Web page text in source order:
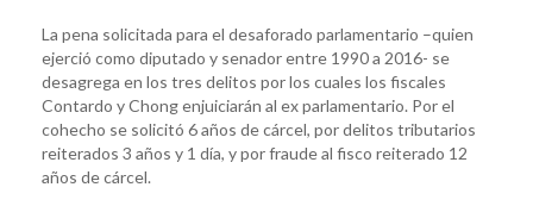
La pena solicitada para el desaforado parlamentario –quien
ejerció como diputado y senador entre 1990 a 2016- se
desagrega en los tres delitos por los cuales los fiscales
Contardo y Chong enjuiciarán al ex parlamentario. Por el
cohecho se solicitó 6 años de cárcel, por delitos tributarios
reiterados 3 años y 1 día, y por fraude al fisco reiterado 12
años de cárcel.